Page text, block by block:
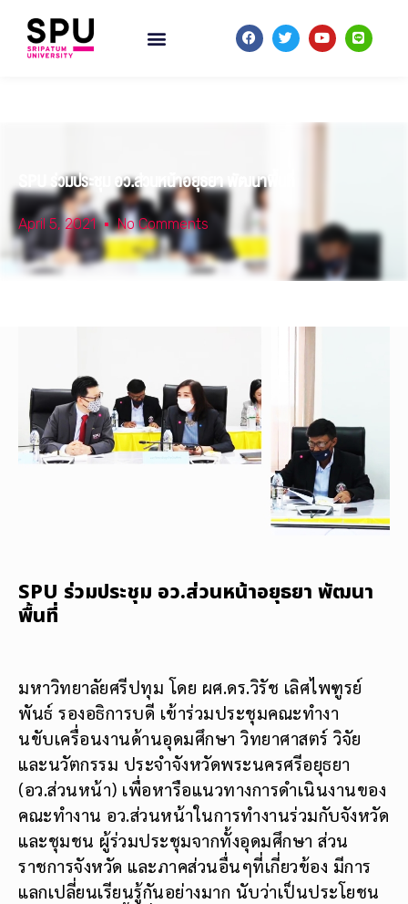
SPU ร่วมประชุม อว.ส่วนหน้าอยุธยา พัฒนาพื้นที่
April 5, 2021 No Comments
SPU ร่วมประชุม อว.ส่วนหน้าอยุธยา พัฒนา
พื้นที่
มหาวิทยาลัยศรีปทุม โดย ผศ.ดร.วิรัช เลิศไพฑูรย์
พันธ์ รองอธิการบดี เข้าร่วมประชุมคณะทำงา
นขับเครื่อนงานด้านอุดมศึกษา วิทยาศาสตร์ วิจัย
และนวัตกรรม ประจำจังหวัดพระนครศรีอยุธยา
(อว.ส่วนหน้า) เพื่อหารือแนวทางการดำเนินงานของ
คณะทำงาน อว.ส่วนหน้าในการทำงานร่วมกับจังหวัด
และชุมชน ผู้ร่วมประชุมจากทั้งอุดมศึกษา ส่วน
ราชการจังหวัด และภาคส่วนอื่นๆที่เกี่ยวข้อง มีการ
แลกเปลี่ยนเรียนรู้กันอย่างมาก นับว่าเป็นประโยชน